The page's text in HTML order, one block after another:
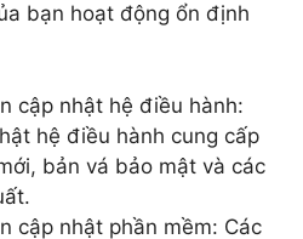
bạn hoạt động ổn định
cập nhật hệ điều hành:
hệ điều hành cung cấp
bản vá bảo mật và các
cập nhật phần mềm: Các